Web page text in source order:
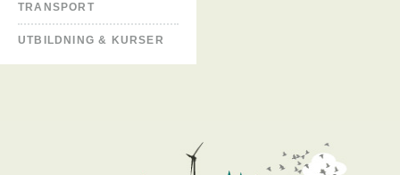
TRANSPORT
UTBILDNING & KURSER